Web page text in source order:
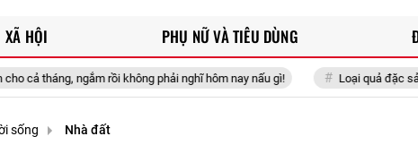
rồi không phải nghĩ hôm nay nấu gì! Loại quả đặc sản có ở Quảng
XÃ HỘI PHỤ NỮ VÀ TIÊU DÙNG
sống Nhà đất